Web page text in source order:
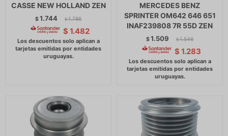
CASSE NEW HOLLAND ZEN
$1.744 $ 1.786
$ 1.482
MERCEDES BENZ
SPRINTER OM642 646 651
INAF239808 7R 55D ZEN
$1.509 $ 1.546
$ 1.283